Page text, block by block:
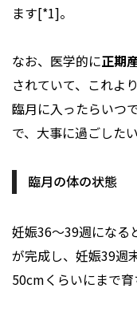
ます[*1]。
なお、医学的に正期
されていて、これよ
臨月に入ったらいつ
で、大事に過ごした
臨月の体の状態
妊娠36～39週になる
が完成し、妊娠39週
50cmくらいにまで育